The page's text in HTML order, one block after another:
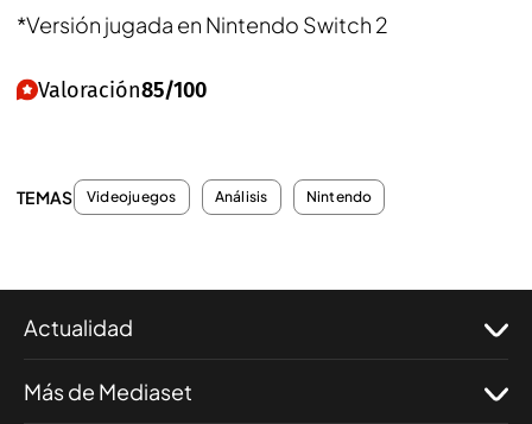
*Versión jugada en Nintendo Switch 2
Valoración85/100
TEMAS Videojuegos Análisis Nintendo
Actualidad
Más de Mediaset